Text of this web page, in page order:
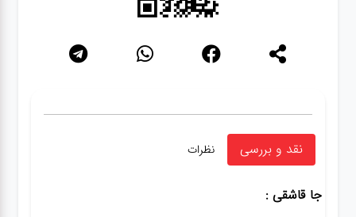
نقد و بررسی نظرات
جا قاشقی :